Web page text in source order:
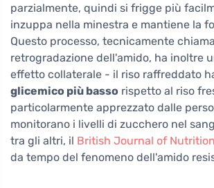
parzialmente, quindi si frigge più
inzuppa nella minestra e mantiene la
Questo processo, tecnicamente
retrogradazione dell'amido, ha inoltre
effetto collaterale - il riso raffreddato
glicemico più basso rispetto al riso
particolarmente apprezzato dalle
monitorano i livelli di zucchero nel
tra gli altri, il British Journal of Nutrition
da tempo del fenomeno dell'amido